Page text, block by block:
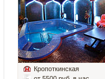
Кропоткинская